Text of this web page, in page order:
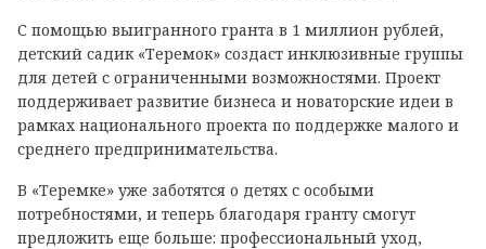
С помощью выигранного гранта в 1 миллион рублей,
детский садик «Теремок» создаст инклюзивные группы
для детей с ограниченными возможностями. Проект
поддерживает развитие бизнеса и новаторские идеи в
рамках национального проекта по поддержке малого и
среднего предпринимательства.
В «Теремке» уже заботятся о детях с особыми
потребностями, и теперь благодаря гранту смогут
предложить еще больше: профессиональный уход,